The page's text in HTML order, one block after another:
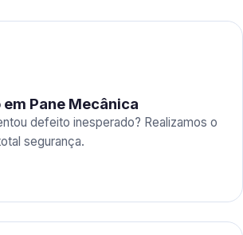
Pane Mecânica
defeito inesperado? Realizamos o
segurança.